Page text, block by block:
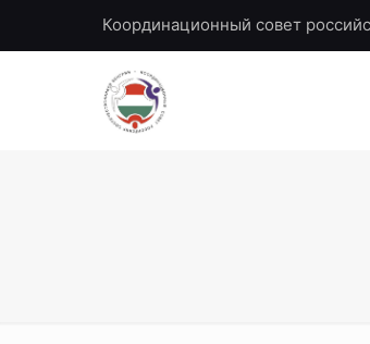
Координационный совет